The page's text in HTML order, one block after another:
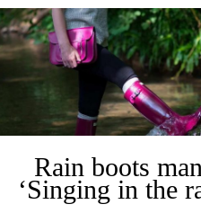
Rain boots
‘Singing in the